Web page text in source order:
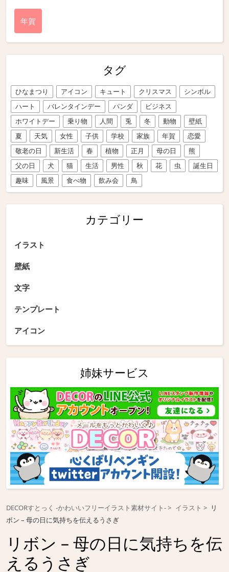
年賀
タグ
ひなまつり アイコン キュート クリスマス
シンボル
ハート
バレンタインデー パンダ
ビジネス
ホワイトデー
乗り物 人間 兎 冬 動物
壁紙
夏
天気 女性 子供 学校 家族 年賀
恋愛
敬老の日
新生活 春 植物 正月 母の日
熊
父の日
犬 猫 生活 男性 秋 花 虫
誕生日
趣味
風景 食べ物 飲み会 鳥
カテゴリー
イラスト
壁紙
文字
テンプレート
アイコン
姉妹サービス
DECORすとっく -かわいいフリーイラスト素材サイト- イラスト
リ
ボン – 母の日に気持ちを伝えるうさぎ
リボン – 母の日に気持ちを伝
えるうさぎ